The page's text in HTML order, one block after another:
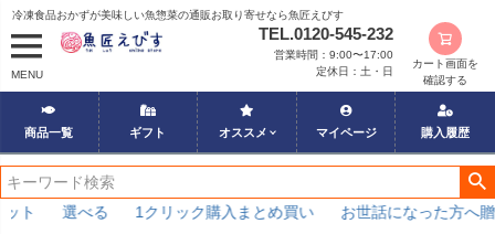
冷凍食品おかずが美味しい魚惣菜の通販お取り寄せなら魚匠えびす
MENU
TEL.0120-545-232
営業時間：9:00〜17:00
定休日：土・日
カート画面を
確認する
商品一覧 ギフト オススメ マイページ 購入履歴
選べる 1クリック購入まとめ買い お世話になった方へ贈る！